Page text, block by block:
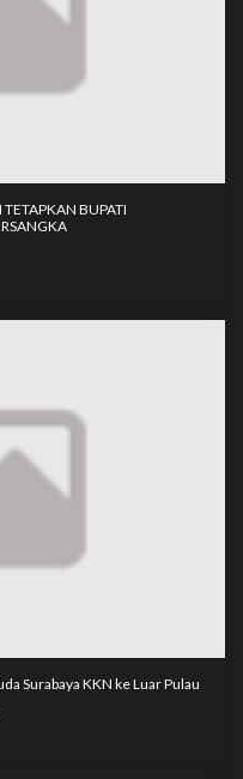
BUPATI
Surabaya KKN ke Luar Pulau